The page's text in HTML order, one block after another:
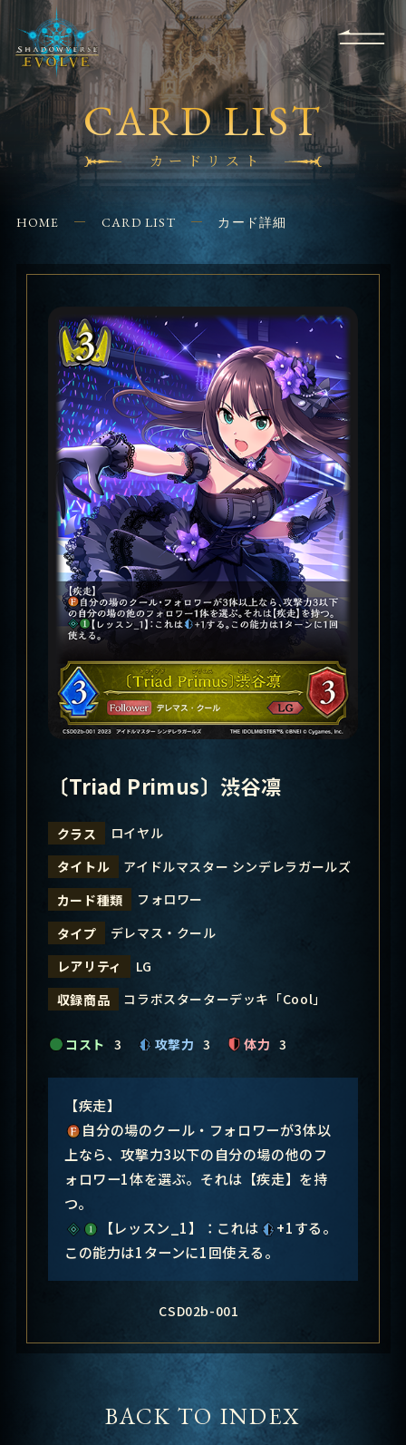
Q&A
EVENT SHOPS
FOR
BEGINNERS
APPLICATION
CONTACT
CARD LIST
カードリスト
HOME CARD LIST カード詳細
〔Triad Primus〕渋谷凛
クラス
ロイヤル
タイトル
アイドルマスター シンデレラガールズ
カード種類
フォロワー
タイプ
デレマス・クール
レアリティ
LG
収録商品
コラボスターターデッキ「Cool」
コスト 3 攻撃力 3 体力 3
【疾走】
自分の場のクール・フォロワーが3体以
上なら、攻撃力3以下の自分の場の他のフ
ォロワー1体を選ぶ。それは【疾走】を持
つ。
【レッスン_1】：これは
+1する。
この能力は1ターンに1回使える。
CSD02b-001
BACK TO INDEX